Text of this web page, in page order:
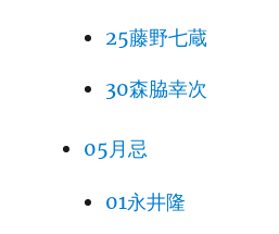
25藤野七蔵
30森脇幸次
05月忌
01永井隆